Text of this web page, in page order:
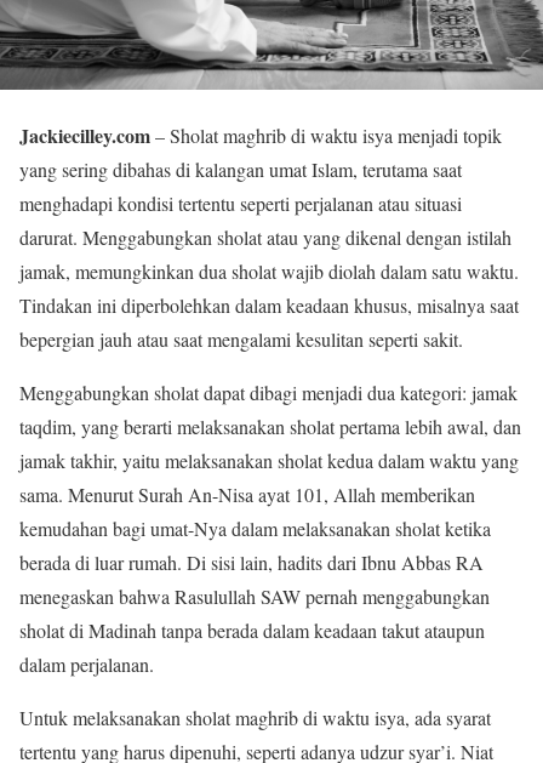
Jackiecilley.com– Sholat maghrib di waktu isya menjadi topik
yang sering dibahas di kalangan umat Islam, terutama saat
menghadapi kondisi tertentu seperti perjalanan atau situasi
darurat. Menggabungkan sholat atau yang dikenal dengan istilah
jamak, memungkinkan dua sholat wajib diolah dalam satu waktu.
Tindakan ini diperbolehkan dalam keadaan khusus, misalnya saat
bepergian jauh atau saat mengalami kesulitan seperti sakit.
Menggabungkan sholat dapat dibagi menjadi dua kategori: jamak
taqdim, yang berarti melaksanakan sholat pertama lebih awal, dan
jamak takhir, yaitu melaksanakan sholat kedua dalam waktu yang
sama. Menurut Surah An-Nisa ayat 101, Allah memberikan
kemudahan bagi umat-Nya dalam melaksanakan sholat ketika
berada di luar rumah. Di sisi lain, hadits dari Ibnu Abbas RA
menegaskan bahwa Rasulullah SAW pernah menggabungkan
sholat di Madinah tanpa berada dalam keadaan takut ataupun
dalam perjalanan.
Untuk melaksanakan sholat maghrib di waktu isya, ada syarat
tertentu yang harus dipenuhi, seperti adanya udzur syar’i. Niat